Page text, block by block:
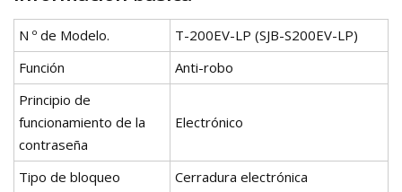
N º de Modelo.
T-200EV-LP (SJB-S200EV-LP)
Función
Anti-robo
Principio de
funcionamiento de la
contraseña
Electrónico
Tipo de bloqueo
Cerradura electrónica